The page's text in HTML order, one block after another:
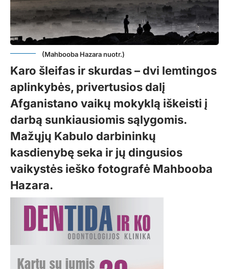
(Mahbooba Hazara nuotr.)
Karo šleifas ir skurdas – dvi lemtingos
aplinkybės, privertusios dalį
Afganistano vaikų mokyklą iškeisti į
darbą sunkiausiomis sąlygomis.
Mažųjų Kabulo darbininkų
kasdienybę seka ir jų dingusios
vaikystės ieško fotografė Mahbooba
Hazara.